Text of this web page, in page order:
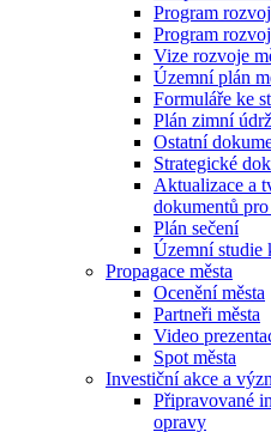
Program
Program
Vize rozvoje
Územní plán
Formuláře ke
Plán zimní
Ostatní
Strategické
Aktualizace a
dokumentů
Plán sečení
Územní studie
Propagace města
Ocenění města
Partneři města
Video
Spot města
Investiční akce a
Připravované
opravy